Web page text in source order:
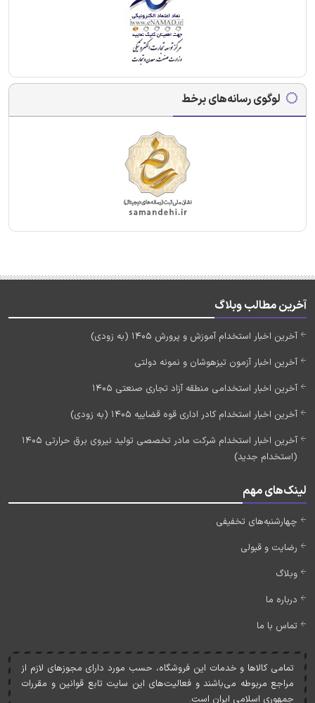
لوگوی رسانه‌های برخط
آخرین مطالب وبلاگ
آخرین اخبار استخدام آموزش و پرورش 1405 (به زودی)
آخرین اخبار آزمون تیزهوشان و نمونه دولتی
آخرین اخبار استخدامی منطقه آزاد تجاری صنعتی 1405
آخرین اخبار استخدام کادر اداری قوه قضاییه 1405 (به زودی)
آخرین اخبار استخدام شرکت مادر تخصصی تولید نیروی برق حرارتی 1405
(استخدام جدید)
لینک‌های مهم
چهارشنبه‌های تخفیفی
رضایت و قبولی
وبلاگ
درباره ما
تماس با ما
تمامی کالاها و خدمات اين فروشگاه، حسب مورد دارای مجوزهای لازم از
مراجع مربوطه می‌باشند و فعاليت‌های اين سايت تابع قوانين و مقررات
جمهوری اسلامی ايران است.